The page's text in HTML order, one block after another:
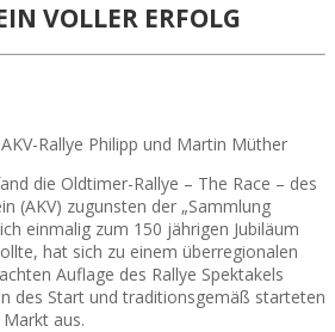
VOLLER ERFOLG
Rallye Philipp und Martin Müther
die Oldtimer-Rallye – The Race – des
(AKV) zugunsten der „Sammlung
einmalig zum 150 jährigen Jubiläum
hat sich zu einem überregionalen
Auflage des Rallye Spektakels
des Start und traditionsgemäß starteten
aus.